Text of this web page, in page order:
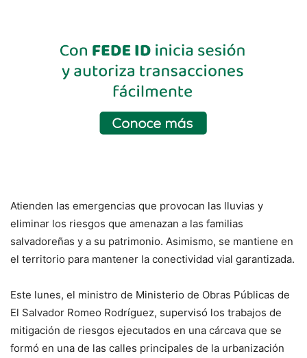
Atienden las emergencias que provocan las lluvias y
eliminar los riesgos que amenazan a las familias
salvadoreñas y a su patrimonio. Asimismo, se mantiene en
el territorio para mantener la conectividad vial garantizada.
Este lunes, el ministro de Ministerio de Obras Públicas de
El Salvador Romeo Rodríguez, supervisó los trabajos de
mitigación de riesgos ejecutados en una cárcava que se
formó en una de las calles principales de la urbanización